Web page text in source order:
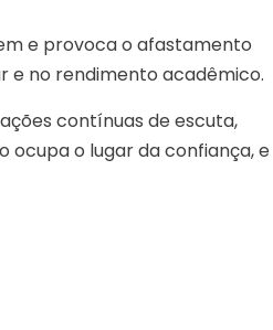
e provoca o afastamento
e no rendimento acadêmico.
contínuas de escuta,
ocupa o lugar da confiança, e